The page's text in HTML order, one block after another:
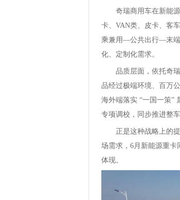
奇瑞商用车在新能
卡、VAN类、皮卡、客
乘兼用—公共出行—末端
化、定制化需求。
品质层面，依托奇
品经过极端环境、百万
海外端落实 “一国一策”
专项调校，同步推进整
正是这种战略上的
场需求，6月新能源重卡
体现。